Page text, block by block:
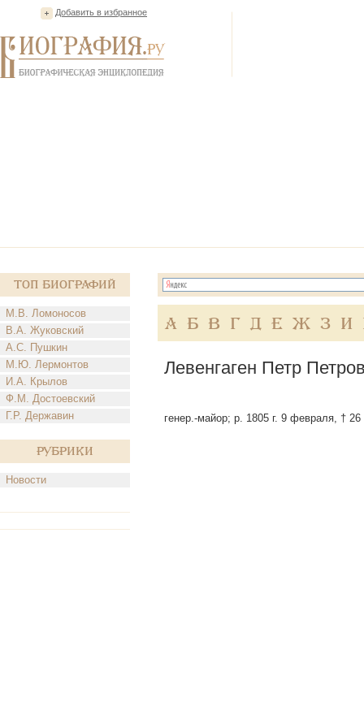
Добавить в избранное
Топ Биографий
М.В. Ломоносов
В.А. Жуковский
А.С. Пушкин
М.Ю. Лермонтов
И.А. Крылов
Ф.М. Достоевский
Г.Р. Державин
Рубрики
Новости
А Б В Г Д Е Ж З И
Левенгаген Петр
генер.-майор; р. 1805 г. 9 февраля, †